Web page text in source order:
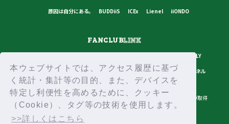
本ウェブサイトでは、アクセス履歴に基づ
く統計・集計等の目的、また、デバイスを
特定し利便性を高めるために、クッキー
（Cookie）、タグ等の技術を使用します。
>>詳しくはこちら
原因は自分にある。
BUDDiiS ICEx Lienel iiONDO
FANCLUBLINK
ONE N' ONLY
原因は自分にある。
BUDDiiS ICEx Lienel スターダストチャンネル
プライバシーポリシー ご利用規約 推奨環境 ヘルプ・お問い合わせ
ID取得